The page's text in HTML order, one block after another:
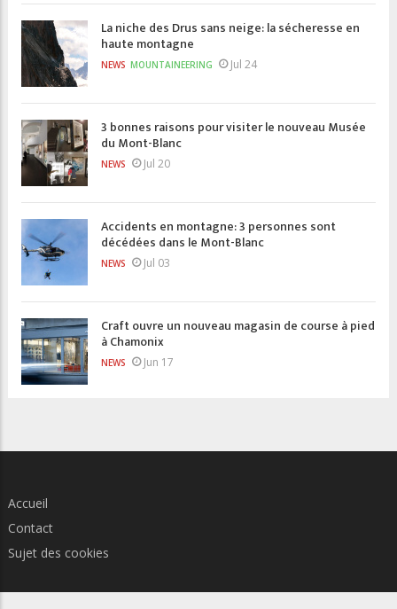
La niche des Drus sans neige: la sécheresse en
haute montagne
NEWS MOUNTAINEERING Jul 24
3 bonnes raisons pour visiter le nouveau Musée
du Mont-Blanc
NEWS Jul 20
Accidents en montagne: 3 personnes sont
décédées dans le Mont-Blanc
NEWS Jul 03
Craft ouvre un nouveau magasin de course à pied
à Chamonix
NEWS Jun 17
Accueil
Contact
Sujet des cookies